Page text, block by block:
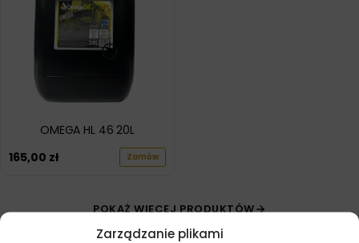
Zarządzanie plikami
OMEGA HL 46 20L
165,00 zł Zamów
POKAŻ WIĘCEJ PRODUKTÓW